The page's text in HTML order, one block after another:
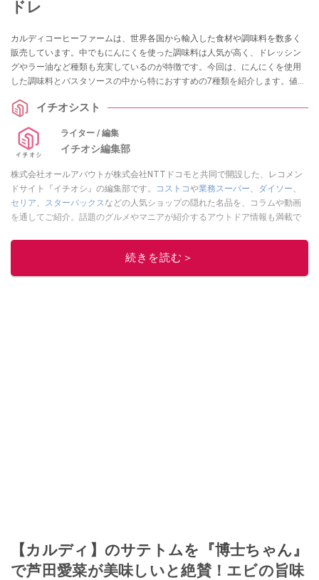
ドレ
カルディコーヒーファームは、世界各国から輸入した食材や調味料を数多く
販売しています。中でもにんにくを使った調味料は人気が高く、ドレッシン
グやラー油など種類も充実しているのが特徴です。今回は、にんにくを使用
した調味料とパスタソースの中から特におすすめの7種類を紹介します。値段
ね。
イチオシスト
ライター / 編集
イチオシ編集部
株式会社オールアバウトが株式会社NTTドコモと共同で開設した、レコメン
ドサイト『イチオシ』の編集部です。
コストコや業務スーパー ダイソー
セリア
スターバックス などの人気ショップの隠れた名品を、コラムや動画
を通してご紹介。話題のグルメやマニアが紹介するアウトドア情報も満載で
レビューしています。毎日トレンド情報をお届けしているので、ぜひ
してください！続きを読む＞
【カルディ】のサテトムを『博士ちゃん』
で芦田愛菜が美味しいと絶賛！エビの旨味